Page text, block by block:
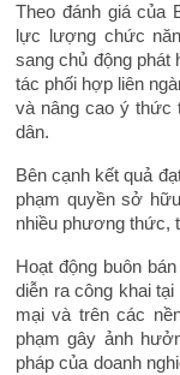
Theo đánh giá của
lực lượng chức
sang chủ động phát
tác phối hợp liên
và nâng cao ý thức
dân.
Bên cạnh kết quả
phạm quyền sở
nhiều phương thức,
Hoạt động buôn
diễn ra công khai
mại và trên các
phạm gây ảnh
pháp của doanh